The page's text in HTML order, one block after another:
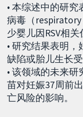
• 本综述中的研
病毒（respiratory
少婴儿因RSV相关
• 研究结果表明，
缺陷或胎儿生长
• 该领域的未来研
苗对妊娠37周前
亡风险的影响。